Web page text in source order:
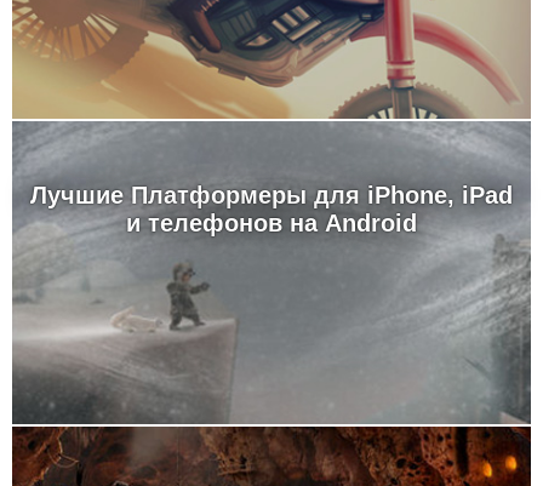
Лучшие Платформеры для iPhone, iPad
и телефонов на Android